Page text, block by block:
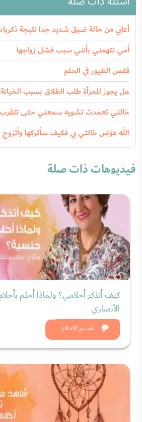
أعاني من حالة ضيق شديد جدا نتيجة
أمي تتهمني بأنني سبب فشل زواجها
قفص الطيور في الحلم
هل يجوز للمرأة طلب الطلاق بسبب
خالتي تعمدت تشويه سمعتي حتى
الله عوّض خالتي بي فكيف سأتركها وأتزوج
فيديوهات ذات صلة
تفسير الاحلام
كيف أتذكر أحلامي؟ ولماذا أحلم
الأنصاري
شاهد الان